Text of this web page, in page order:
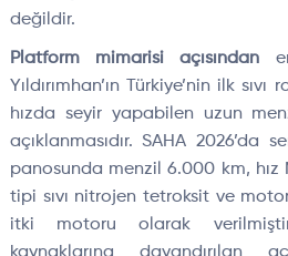
değildir.
Platform mimarisi açısından
Yıldırımhan’ın Türkiye’nin ilk
hızda seyir yapabilen uzun
açıklanmasıdır. SAHA 2026’da
panosunda menzil 6.000 km,
tipi sıvı nitrojen tetroksit ve
itki motoru olarak